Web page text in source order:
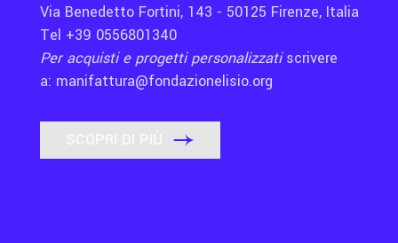
Via Benedetto Fortini, 143 - 50125 Firenze, Italia
Tel +39 0556801340
Per acquisti e progetti personalizzatiscrivere
a: manifattura@fondazionelisio.org
SCOPRI DI PIÙ